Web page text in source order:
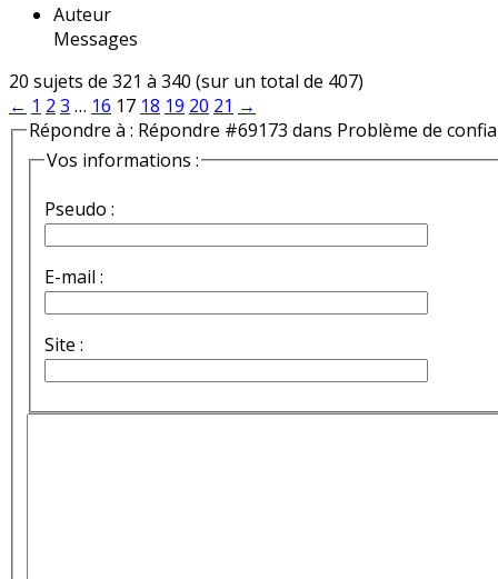
Auteur
Messages
20 sujets de 321 à 340 (sur un total de 407)
← 1 2 3 … 16 17 18 19 20 21 →
Répondre à : Répondre #69173 dans Problème de
Vos informations :
Pseudo :
E-mail :
Site :